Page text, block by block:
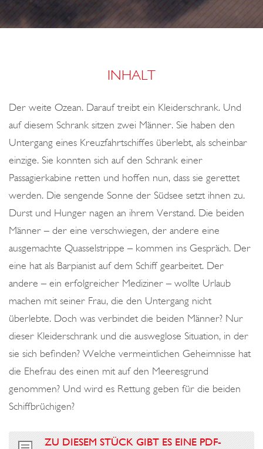
O
N
D
E
E
U
R
INHALT
Der weite Ozean. Darauf treibt ein Kleiderschrank. Und
auf diesem Schrank sitzen zwei Männer. Sie haben den
Untergang eines Kreuzfahrtschiffes überlebt, als scheinbar
einzige. Sie konnten sich auf den Schrank einer
Passagierkabine retten und hoffen nun, dass sie gerettet
werden. Die sengende Sonne der Südsee setzt ihnen zu.
Durst und Hunger nagen an ihrem Verstand. Die beiden
Männer – der eine verschwiegen, der andere eine
ausgemachte Quasselstrippe – kommen ins Gespräch. Der
eine hat als Barpianist auf dem Schiff gearbeitet. Der
andere – ein erfolgreicher Mediziner – wollte Urlaub
machen mit seiner Frau, die den Untergang nicht
überlebte. Doch was verbindet die beiden Männer? Nur
dieser Kleiderschrank und die ausweglose Situation, in der
sie sich befinden? Welche vermeintlichen Geheimnisse hat
die Ehefrau des einen mit auf den Meeresgrund
genommen? Und wird es Rettung geben für die beiden
Schiffbrüchigen?
ZU DIESEM STÜCK GIBT ES EINE PDF-